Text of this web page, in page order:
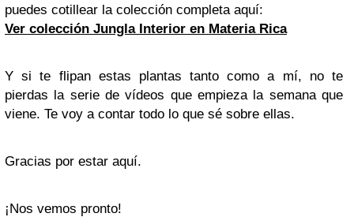
puedes cotillear la colección completa aquí:
Ver colección Jungla Interior en Materia Rica
Y si te flipan estas plantas tanto como a mí, no te
pierdas la serie de vídeos que empieza la semana que
viene. Te voy a contar todo lo que sé sobre ellas.
Gracias por estar aquí.
¡Nos vemos pronto!